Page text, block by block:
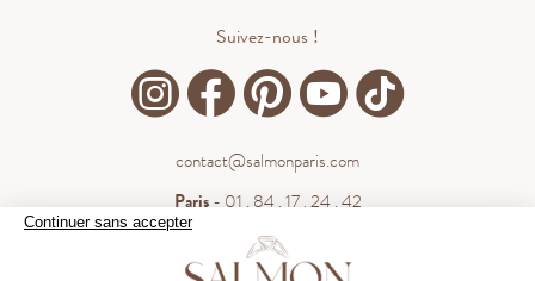
Continuer sans accepter
Suivez-nous !
contact@salmonparis.com
Paris- 01 . 84 . 17 . 24 . 42
- 05 . 35 . 54 . 45 . 53